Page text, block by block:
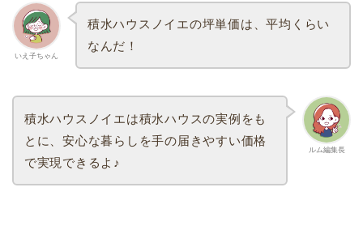
いえ子ちゃん
積水ハウスノイエの坪単価は、平均くらい
なんだ！
ルム編集長
積水ハウスノイエは積水ハウスの実例をも
とに、安心な暮らしを手の届きやすい価格
で実現できるよ♪